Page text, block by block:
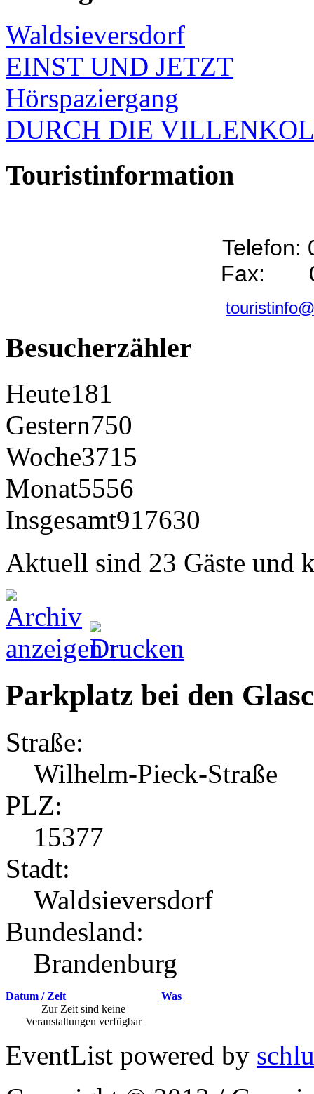
Waldsieversdorf
EINST UND JETZT
Hörspaziergang
DURCH DIE
Touristinformation
Telefon:
Fax:
Besucherzähler
Heute181
Gestern750
Woche3715
Monat5556
Insgesamt917630
Aktuell sind 23 Gäste und
Parkplatz bei den
Straße:
Wilhelm-Pieck-Straße
PLZ:
15377
Stadt:
Waldsieversdorf
Bundesland:
Brandenburg
Datum / Zeit
Was
Zur Zeit sind keine
Veranstaltungen verfügbar
EventList powered by